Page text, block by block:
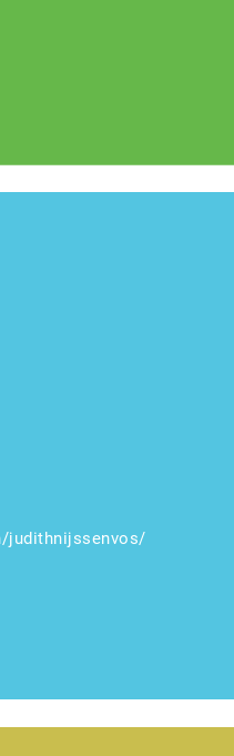
judithnijssenvos/